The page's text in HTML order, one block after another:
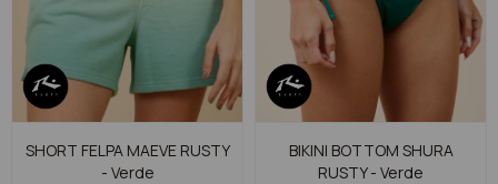
SHORT FELPA MAEVE RUSTY
- Verde
BIKINI BOTTOM SHURA
RUSTY - Verde